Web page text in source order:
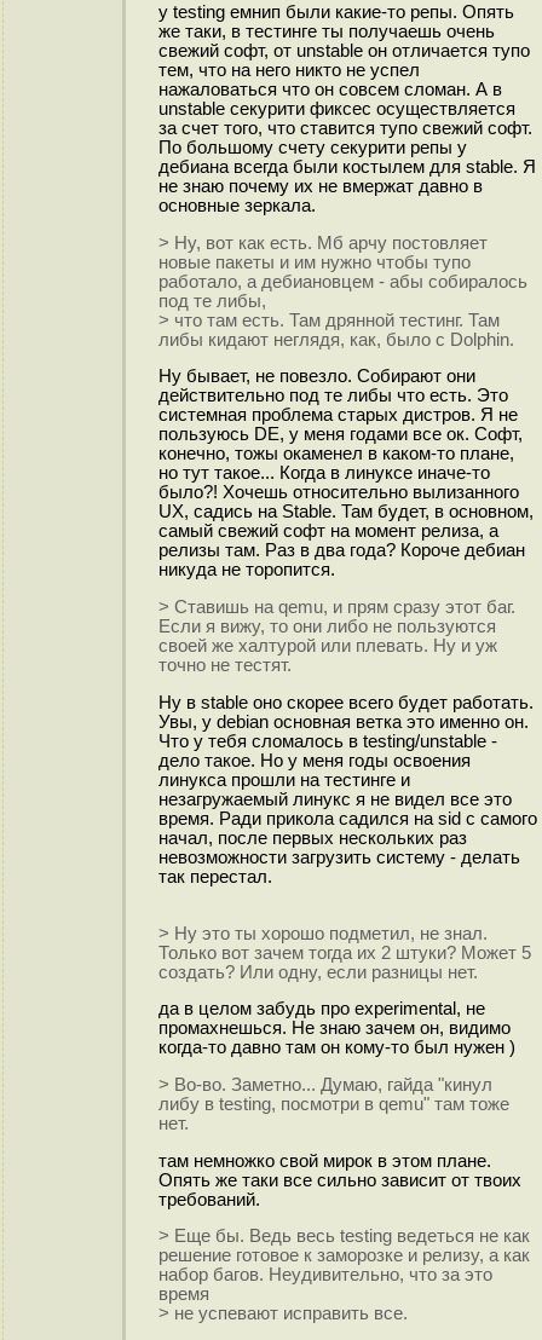
у testing емнип были какие-то репы. Опять
же таки, в тестинге ты получаешь очень
свежий софт, от unstable он отличается тупо
тем, что на него никто не успел
нажаловаться что он совсем сломан. А в
unstable секурити фиксес осуществляется
за счет того, что ставится тупо свежий софт.
По большому счету секурити репы у
дебиана всегда были костылем для stable. Я
не знаю почему их не вмержат давно в
основные зеркала.
> Ну, вот как есть. Мб арчу постовляет
новые пакеты и им нужно чтобы тупо
работало, а дебиановцем - абы собиралось
под те либы,
> что там есть. Там дрянной тестинг. Там
либы кидают неглядя, как, было с Dolphin.
Ну бывает, не повезло. Собирают они
действительно под те либы что есть. Это
системная проблема старых дистров. Я не
пользуюсь DE, у меня годами все ок. Софт,
конечно, тожы окаменел в каком-то плане,
но тут такое... Когда в линуксе иначе-то
было?! Хочешь относительно вылизанного
UX, садись на Stable. Там будет, в основном,
самый свежий софт на момент релиза, а
релизы там. Раз в два года? Короче дебиан
никуда не торопится.
> Ставишь на qemu, и прям сразу этот баг.
Если я вижу, то они либо не пользуются
своей же халтурой или плевать. Ну и уж
точно не тестят.
Ну в stable оно скорее всего будет работать.
Увы, у debian основная ветка это именно он.
Что у тебя сломалось в testing/unstable -
дело такое. Но у меня годы освоения
линукса прошли на тестинге и
незагружаемый линукс я не видел все это
время. Ради прикола садился на sid с самого
начал, после первых нескольких раз
невозможности загрузить систему - делать
так перестал.
> Ну это ты хорошо подметил, не знал.
Только вот зачем тогда их 2 штуки? Может 5
создать? Или одну, если разницы нет.
да в целом забудь про experimental, не
промахнешься. Не знаю зачем он, видимо
когда-то давно там он кому-то был нужен )
> Во-во. Заметно... Думаю, гайда "кинул
либу в testing, посмотри в qemu" там тоже
нет.
там немножко свой мирок в этом плане.
Опять же таки все сильно зависит от твоих
требований.
> Еще бы. Ведь весь testing ведеться не как
решение готовое к заморозке и релизу, а как
набор багов. Неудивительно, что за это
время
> не успевают исправить все.